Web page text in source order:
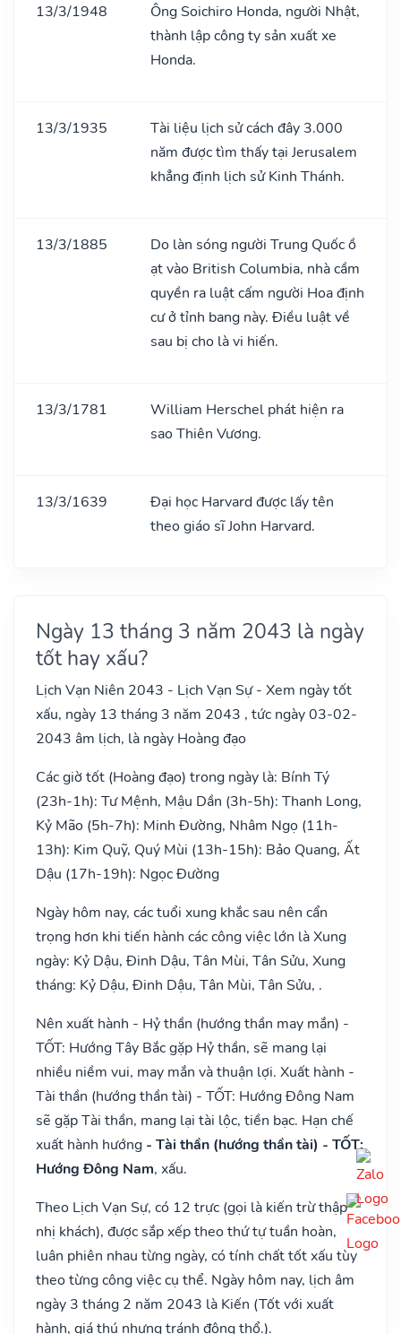
13/3/1948
Ông Soichiro Honda, người Nhật,
thành lập công ty sản xuất xe
Honda.
13/3/1935
Tài liệu lịch sử cách đây 3.000
năm được tìm thấy tại Jerusalem
khẳng định lịch sử Kinh Thánh.
13/3/1885
Do làn sóng người Trung Quốc ồ
ạt vào British Columbia, nhà cầm
quyền ra luật cấm người Hoa định
cư ở tỉnh bang này. Điều luật về
sau bị cho là vi hiến.
13/3/1781
William Herschel phát hiện ra
sao Thiên Vương.
13/3/1639
Đại học Harvard được lấy tên
theo giáo sĩ John Harvard.
Ngày 13 tháng 3 năm 2043 là ngày
tốt hay xấu?
Lịch Vạn Niên 2043 - Lịch Vạn Sự - Xem ngày tốt
xấu, ngày 13 tháng 3 năm 2043 , tức ngày 03-02-
2043 âm lịch, là ngày Hoàng đạo
Các giờ tốt (Hoàng đạo) trong ngày là: Bính Tý
(23h-1h): Tư Mệnh, Mậu Dần (3h-5h): Thanh Long,
Kỷ Mão (5h-7h): Minh Đường, Nhâm Ngọ (11h-
13h): Kim Quỹ, Quý Mùi (13h-15h): Bảo Quang, Ất
Dậu (17h-19h): Ngọc Đường
Ngày hôm nay, các tuổi xung khắc sau nên cẩn
trọng hơn khi tiến hành các công việc lớn là Xung
ngày: Kỷ Dậu, Đinh Dậu, Tân Mùi, Tân Sửu, Xung
tháng: Kỷ Dậu, Đinh Dậu, Tân Mùi, Tân Sửu, .
Nên xuất hành - Hỷ thần (hướng thần may mắn) -
TỐT: Hướng Tây Bắc gặp Hỷ thần, sẽ mang lại
nhiều niềm vui, may mắn và thuận lợi. Xuất hành -
Tài thần (hướng thần tài) - TỐT: Hướng Đông Nam
sẽ gặp Tài thần, mang lại tài lộc, tiền bạc. Hạn chế
xuất hành hướng - Tài thần (hướng thần tài) - TỐT:
Hướng Đông Nam, xấu.
Theo Lịch Vạn Sự, có 12 trực (gọi là kiến trừ thập
nhị khách), được sắp xếp theo thứ tự tuần hoàn,
luân phiên nhau từng ngày, có tính chất tốt xấu tùy
theo từng công việc cụ thể. Ngày hôm nay, lịch âm
ngày 3 tháng 2 năm 2043 là Kiến (Tốt với xuất
hành, giá thú nhưng tránh động thổ.).